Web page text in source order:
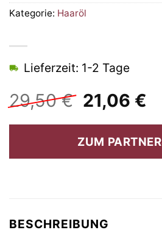
29,50€
Preis
war:
29,50 €
21,06 €
Lieferzeit: 1-2 Tage
ZUM
Kategorie: Haaröl
BESCHREIBUNG